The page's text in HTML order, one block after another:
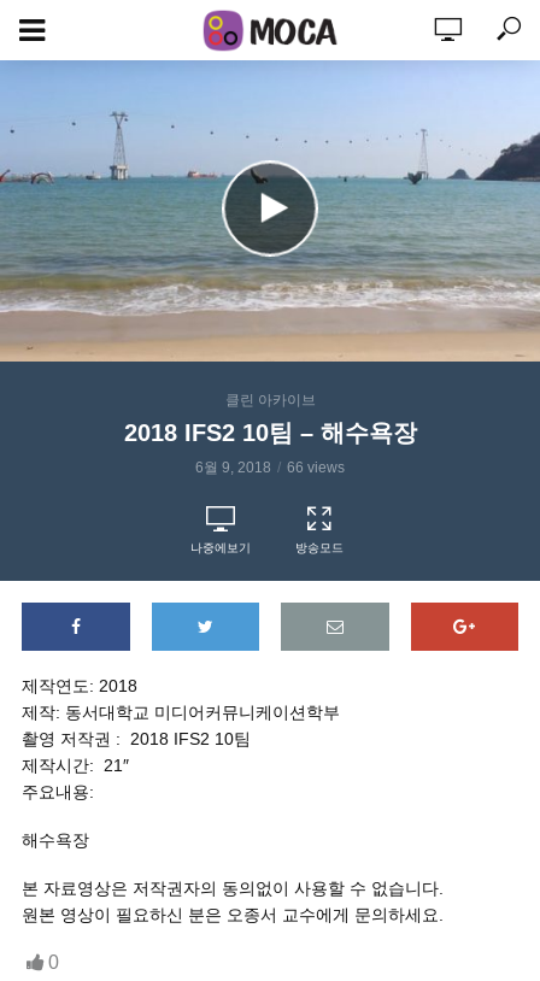
클린 아카이브
2018 IFS2 10팀 – 해수욕장
6월 9, 2018 66 views
나중에보기 방송모드
제작연도: 2018
제작: 동서대학교 미디어커뮤니케이션학부
촬영 저작권 : 2018 IFS2 10팀
제작시간: 21″
주요내용:
해수욕장
본 자료영상은 저작권자의 동의없이 사용할 수 없습니다.
원본 영상이 필요하신 분은 오종서 교수에게 문의하세요.
0